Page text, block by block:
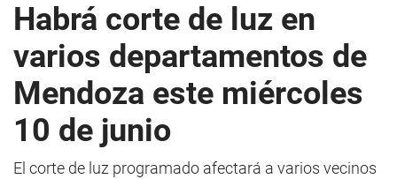
Habrá corte de luz en
varios departamentos de
Mendoza este miércoles
10 de junio
El corte de luz programado afectará a varios vecinos